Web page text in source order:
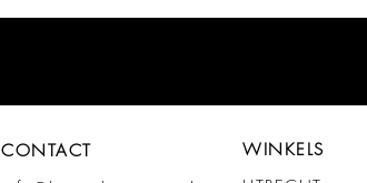
CONTACT
WINKELS